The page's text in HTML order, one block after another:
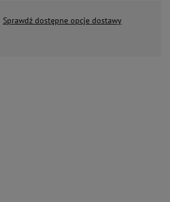
Sprawdź dostępne opcje dostawy